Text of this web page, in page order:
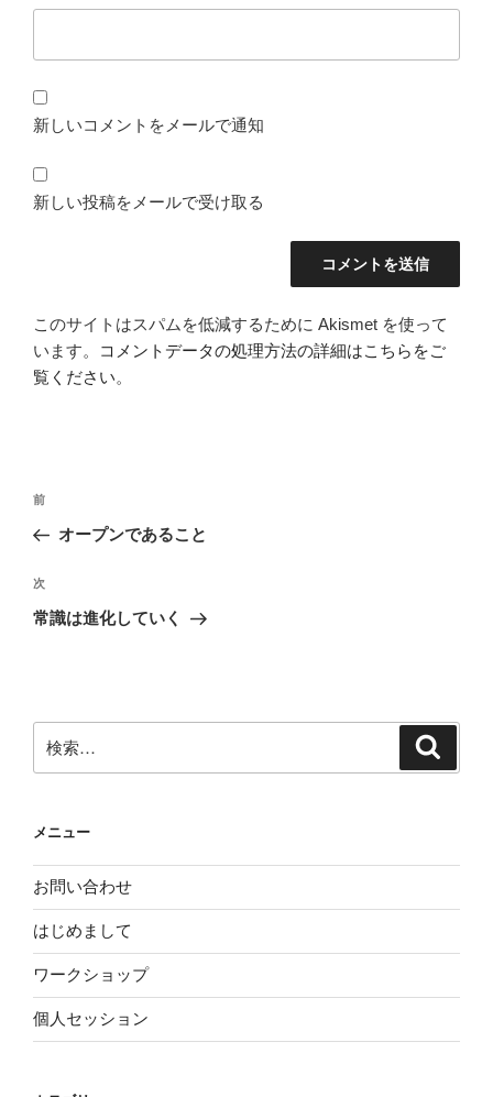
新しいコメントをメールで通知
新しい投稿をメールで受け取る
このサイトはスパムを低減するために Akismet を使って
います。
コメントデータの処理方法の詳細はこちらをご
覧ください。
投
ナ
ビ
ゲ
ン
前
の
稿
前
オープンであること
次
の
次
常識は進化していく
索:
メニュー
お問い合わせ
はじめまして
ワークショップ
個人セッション